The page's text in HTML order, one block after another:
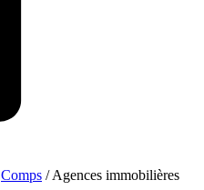
Comps / Agences immobilières